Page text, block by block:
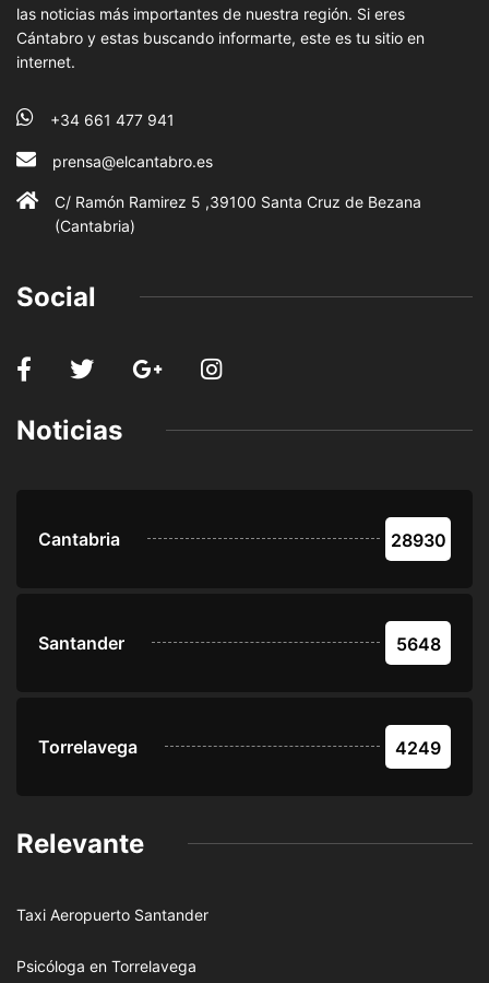
las noticias más importantes de nuestra región. Si eres
Cántabro y estas buscando informarte, este es tu sitio en
internet.
+34 661 477 941
prensa@elcantabro.es
C/ Ramón Ramirez 5 ,39100 Santa Cruz de Bezana
(Cantabria)
Social
Noticias
Cantabria 28930
Santander 5648
Torrelavega 4249
Relevante
Taxi Aeropuerto Santander
Psicóloga en Torrelavega